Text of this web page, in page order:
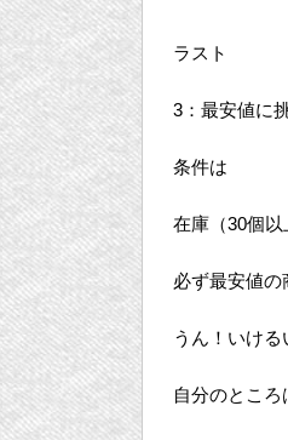
ラスト
3：最安値に
条件は
在庫（30個以
必ず最安値の
うん！いける
自分のところ